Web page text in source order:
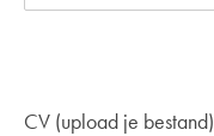
CV (upload je bestand)